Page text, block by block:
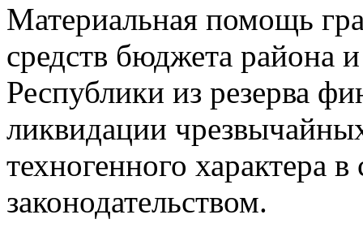
Материальная помощь
средств бюджета района
Республики из резерва
ликвидации
техногенного характера
законодательством.